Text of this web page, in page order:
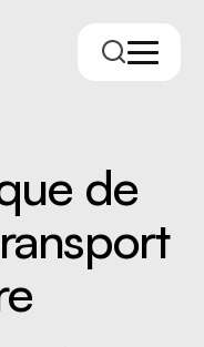
de